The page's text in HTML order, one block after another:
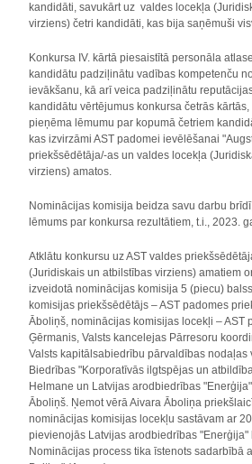
kandidāti, savukārt uz valdes locekļa
virziens) četri kandidāti, kas bija saņēmuši
Konkursa IV. kārtā piesaistītā personāla
kandidātu padziļinātu vadības kompetenču
ievākšanu, kā arī veica padziļinātu
kandidātu vērtējumus konkursa četrās
pieņēma lēmumu par kopumā četriem
kas izvirzāmi AST padomei ievēlēšanai
priekšsēdētāja/-as un valdes locekļa
virziens) amatos.
Nominācijas komisija beidza savu darbu
lēmums par konkursa rezultātiem, t.i., 2023.
Atklātu konkursu uz AST valdes
(Juridiskais un atbilstības virziens) amatiem
izveidotā nominācijas komisija 5 (piecu)
komisijas priekšsēdētājs – AST padomes
Āboliņš, nominācijas komisijas locekļi – AST
Ģērmanis, Valsts kancelejas Pārresoru
Valsts kapitālsabiedrību pārvaldības nodaļas
Biedrības "Korporatīvās ilgtspējas un
Helmane un Latvijas arodbiedrības
Āboliņš. Ņemot vērā Aivara Āboliņa
nominācijas komisijas locekļu sastāvam ar
pievienojās Latvijas arodbiedrības
Nominācijas process tika īstenots sadarbībā